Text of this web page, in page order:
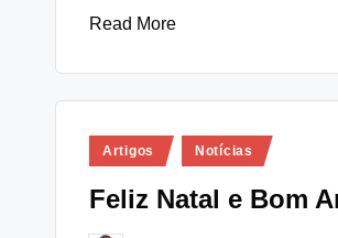
Read More
Posted
Artigos Notícias
Feliz Natal e Bom